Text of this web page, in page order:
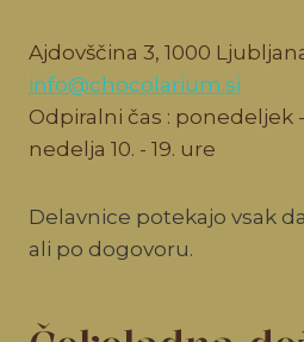
Ajdovščina 3, 1000
info@chocolarium.si
Odpiralni čas : ponedeljek -
nedelja 10. - 19. ure
Delavnice potekajo vsak
ali po dogovoru.